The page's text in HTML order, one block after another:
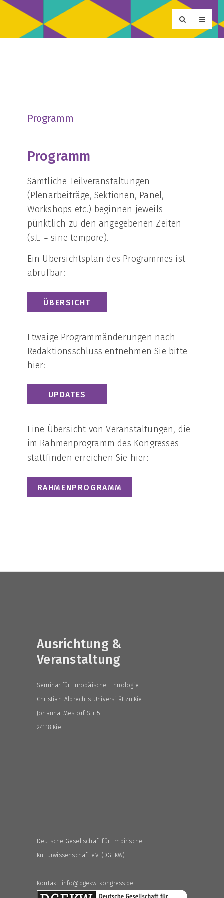
Programm
Programm
Sämtliche Teilveranstaltungen
(Plenarbeiträge, Sektionen, Panel,
Workshops etc.) beginnen jeweils
pünktlich zu den angegebenen Zeiten
(s.t. = sine tempore).
Ein Übersichtsplan des Programmes ist
abrufbar:
ÜBERSICHT
Etwaige Programmänderungen nach
Redaktionsschluss entnehmen Sie bitte
hier:
UPDATES
Eine Übersicht von Veranstaltungen, die
im Rahmenprogramm des Kongresses
stattfinden erreichen Sie hier:
RAHMENPROGRAMM
Ausrichtung &
Veranstaltung
Seminar für Europäische Ethnologie
Christian-Albrechts-Universität zu Kiel
Johanna-Mestorf-Str. 5
24118 Kiel
Deutsche Gesellschaft für Empirische
Kulturwissenschaft e.V. (DGEKW)
Kontakt info@dgekw-kongress.de